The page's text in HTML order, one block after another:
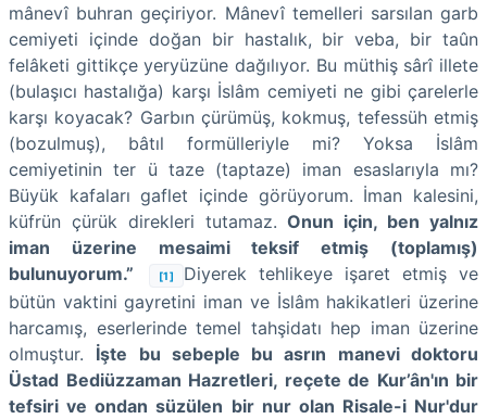
mânevî buhran geçiriyor. Mânevî temelleri sarsılan garb
cemiyeti içinde doğan bir hastalık, bir veba, bir taûn
felâketi gittikçe yeryüzüne dağılıyor. Bu müthiş sârî illete
(bulaşıcı hastalığa) karşı İslâm cemiyeti ne gibi çarelerle
karşı koyacak? Garbın çürümüş, kokmuş, tefessüh etmiş
(bozulmuş), bâtıl formülleriyle mi? Yoksa İslâm
cemiyetinin ter ü taze (taptaze) iman esaslarıyla mı?
Büyük kafaları gaflet içinde görüyorum. İman kalesini,
küfrün çürük direkleri tutamaz.Onun için, ben yalnız
iman üzerine mesaimi teksif etmiş (toplamış)
bulunuyorum.”
[1]
Diyerek tehlikeye işaret etmiş ve
bütün vaktini gayretini iman ve İslâm hakikatleri üzerine
harcamış, eserlerinde temel tahşidatı hep iman üzerine
olmuştur. İşte bu sebeple bu asrın manevi doktoru
Üstad Bediüzzaman Hazretleri, reçete de Kur’ân'ın bir
tefsiri ve ondan süzülen bir nur olan Risale-i Nur'dur